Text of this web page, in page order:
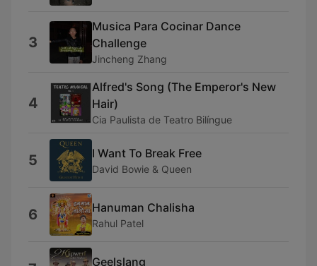
3
Musica Para Cocinar Dance
Challenge
Jincheng Zhang
4
Alfred's Song (The Emperor's New
Hair)
Cia Paulista de Teatro Bilíngue
5 I Want To Break Free
David Bowie & Queen
6 Hanuman Chalisha
Rahul Patel
Geelslang